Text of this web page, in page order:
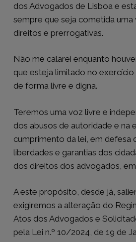
dos Advogados de Lisboa e
sempre que seja cometida uma
direitos e prerrogativas.
Não me calarei enquanto
que esteja limitado no exercício
de forma livre e digna.
Teremos uma voz livre e
dos abusos de autoridade e na
cumprimento da lei, em defesa
liberdades e garantias dos
dos direitos dos advogados,
A este propósito, desde já,
exigiremos a alteração do
Atos dos Advogados e
pela Lei n.º 10/2024, de 19 de